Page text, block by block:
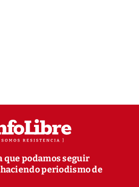
que podamos seguir
periodismo de